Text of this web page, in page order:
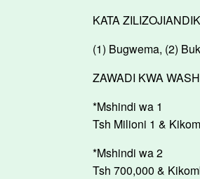
KATA
(1) Bugwema, (2)
ZAWADI KWA
*Mshindi wa 1
Tsh Milioni 1 &
*Mshindi wa 2
Tsh 700,000 &